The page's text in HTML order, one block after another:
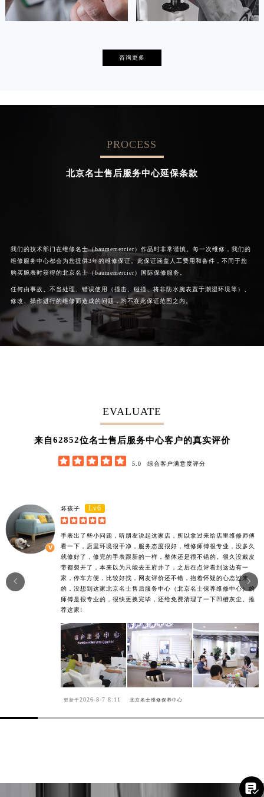
辛迪·克莱门特
资深名士技师

咨询更多
PROCESS
北京名士售后服务中心延保条款
我们的技术部门在维修名士（baumemercier）作品时非常谨慎。每一次维修，我们的
维修服务中心都会为您提供3年的维修保证。此保证涵盖人工费用和备件，不同于您
购买腕表时获得的北京名士（baumemercier）国际保修服务。
任何由事故、不当处理、错误使用（撞击、碰撞、将非防水腕表置于潮湿环境等）、
修改、操作进行的维修而造成的问题，均不在此保证范围之内。
EVALUATE
来自62852位名士售后服务中心客户的真实评价
     5.0 综合客户满意度评分
坏孩子 Lv6
    
手表出了些小问题，听朋友说起这家店，所以拿过来给店里维修师傅
看一下，店里环境很干净，服务态度很好，维修师傅很专业，没多久
就修好了，修完的手表跟新的一样，整体还是很不错的。很久没戴皮
带都裂开了，本来以为只能去王府井了，之后在点评看到这边有一
家，停车方便，比较好找，网友评价还不错，抱着怀疑的心态过来
的，没想到这家北京名士售后服务中心（北京名士保养维修中心）的
师傅是很专业的，很快更换完毕，还给免费清理了一下凹槽灰尘。推
荐这家!
更新于2026-8-7 8:11 北京名士维修保养中心


